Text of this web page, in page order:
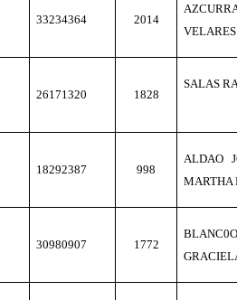
33234364 2014
26171320 1828
SALAS
18292387 998
ALDAO
MARTHA
30980907 1772